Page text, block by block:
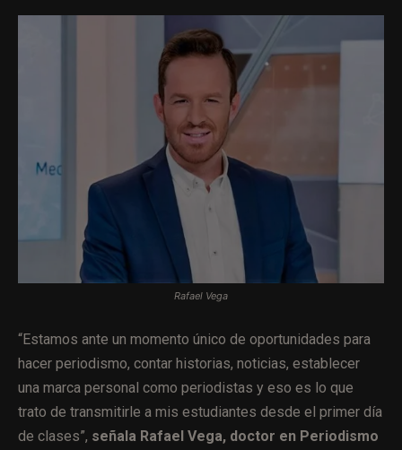
Rafael Vega
“Estamos ante un momento único de oportunidades para
hacer periodismo, contar historias, noticias, establecer
una marca personal como periodistas y eso es lo que
trato de transmitirle a mis estudiantes desde el primer día
de clases”, señala Rafael Vega, doctor en Periodismo